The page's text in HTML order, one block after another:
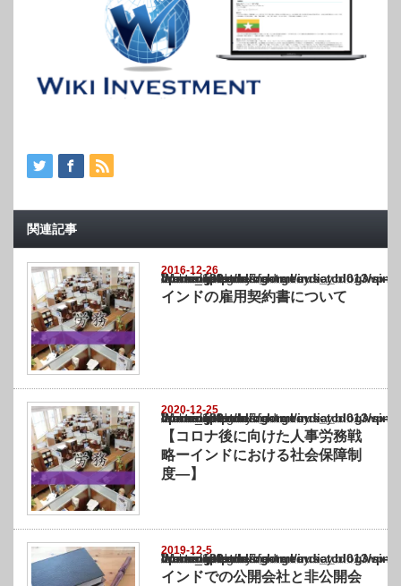
関連記事
2016-12-26
Warning
: Undefined array key "show_category" in
/home/netst/kuno-cpa.co.jp/public_html/india_blog/wp-content/themes/
on line183
インドの雇用契約書について
2020-12-25
Warning
: Undefined array key "show_category" in
/home/netst/kuno-cpa.co.jp/public_html/india_blog/wp-content/themes/
on line183
【コロナ後に向けた人事労務戦
略ーインドにおける社会保障制
度―】
2019-12-5
Warning
: Undefined array key "show_category" in
/home/netst/kuno-cpa.co.jp/public_html/india_blog/wp-content/themes/
on line183
インドでの公開会社と非公開会